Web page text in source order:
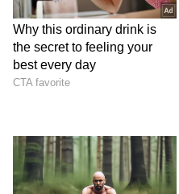
4
6
Image Credit :X/BCCI